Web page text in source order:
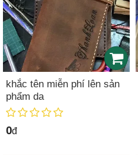
khắc tên miễn phí lên sản
phẩm da
0đ